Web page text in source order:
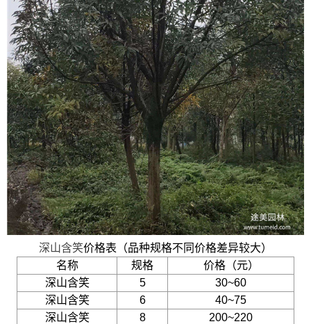
深山含笑价格表（品种规格不同价格差异较大）
名称
规格
价格（元）
深山含笑
5
30~60
深山含笑
6
40~75
深山含笑
8
200~220